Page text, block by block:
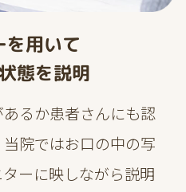
を用いて
態を説明
るか患者さんにも認
院ではお口の中の写
ーに映しながら説明